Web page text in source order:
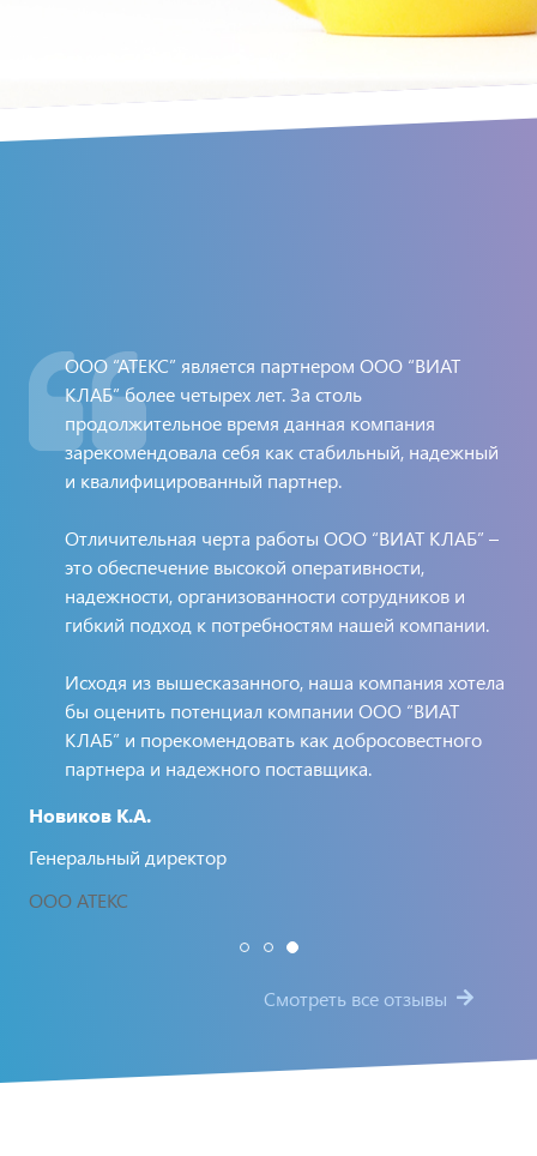
ООО “АТЕКС” является партнером ООО “ВИАТ
КЛАБ” более четырех лет. За столь
продолжительное время данная компания
зарекомендовала себя как стабильный, надежный
и квалифицированный партнер.
Отличительная черта работы ООО “ВИАТ КЛАБ” –
это обеспечение высокой оперативности,
надежности, организованности сотрудников и
гибкий подход к потребностям нашей компании.
Исходя из вышесказанного, наша компания хотела
бы оценить потенциал компании ООО “ВИАТ
КЛАБ” и порекомендовать как добросовестного
партнера и надежного поставщика.
Новиков К.А.
Генеральный директор
ООО АТЕКС
Смотреть все отзывы